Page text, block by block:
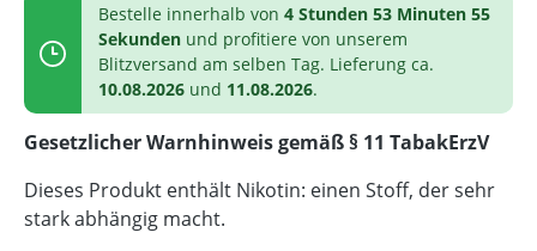
Bestelle innerhalb von 4 Stunden 53 Minuten 55
Sekunden und profitiere von unserem
Blitzversand am selben Tag. Lieferung ca.
10.08.2026 und 11.08.2026.
Gesetzlicher Warnhinweis gemäß § 11 TabakErzV
Dieses Produkt enthält Nikotin: einen Stoff, der sehr
stark abhängig macht.